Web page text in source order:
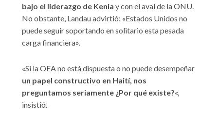
bajo el liderazgo de Kenia y con el aval de la ONU.
No obstante, Landau advirtió: «Estados Unidos no
puede seguir soportando en solitario esta pesada
carga financiera».
«Si la OEA no está dispuesta o no puede desempeñar
un papel constructivo en Haití, nos
preguntamos seriamente ¿Por qué existe?«,
insistió.